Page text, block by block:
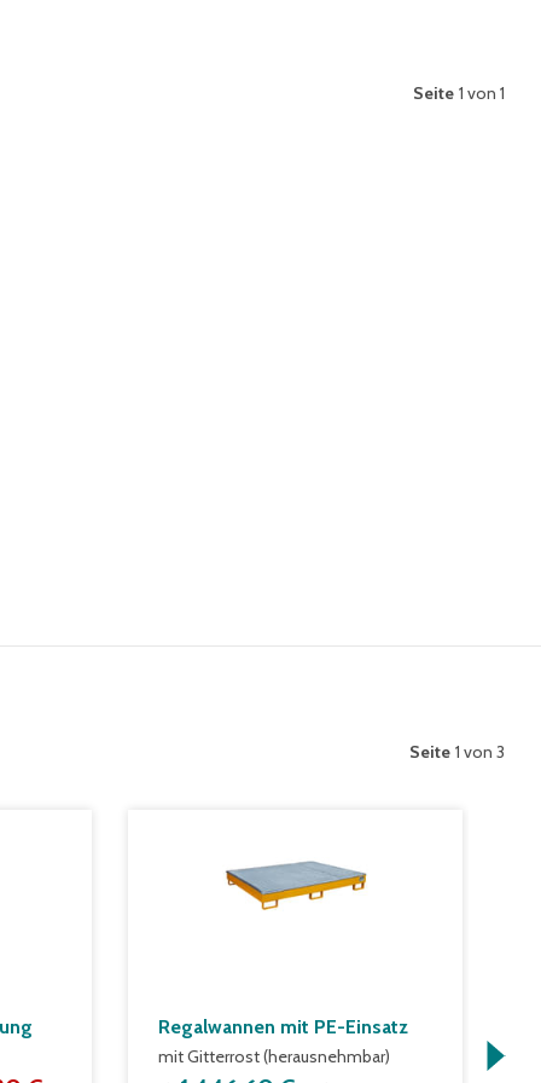
Seite 1 von 1
Seite 1 von 3
Regalwannen mit PE-Einsatz
mit Gitterrost (herausnehmbar)